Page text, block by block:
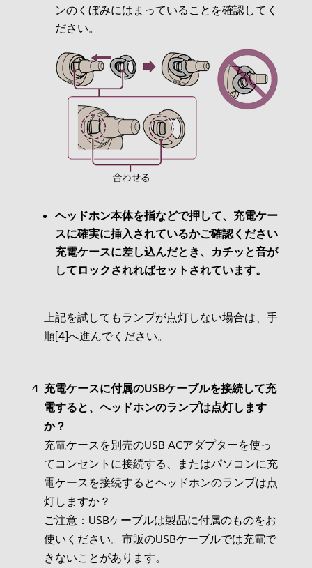
ンのくぼみにはまっていることを確認してく
ださい。
ヘッドホン本体を指などで押して、充電ケー
スに確実に挿入されているかご確認ください
充電ケースに差し込んだとき、カチッと音が
してロックされればセットされています。
上記を試してもランプが点灯しない場合は、手
順[4]へ進んでください。
充電ケースに付属のUSBケーブルを接続して充
電すると、ヘッドホンのランプは点灯します
か？
充電ケースを別売のUSB ACアダプターを使っ
てコンセントに接続する、またはパソコンに充
電ケースを接続するとヘッドホンのランプは点
灯しますか？
ご注意：USBケーブルは製品に付属のものをお
使いください。市販のUSBケーブルでは充電で
きないことがあります。